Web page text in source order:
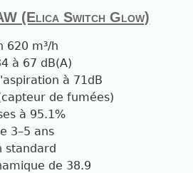
(Elica Switch Glow)
620 m³/h
à 67 dB(A)
à 71dB
de fumées)
à 95.1%
3–5 ans
standard
de 38.9